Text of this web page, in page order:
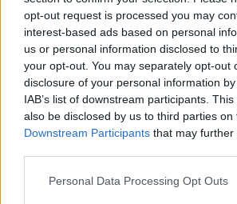
opt-out request is processed you may
interest-based ads based on personal
us or personal information disclosed to
your opt-out. You may separately opt-out
disclosure of your personal information
IAB’s list of downstream participants.
also be disclosed by us to third parties on
Downstream Participants that may
Personal Data Processing Opt Outs
Ti stimo fratella
Link
Salva
Leggi i commenti precedenti...